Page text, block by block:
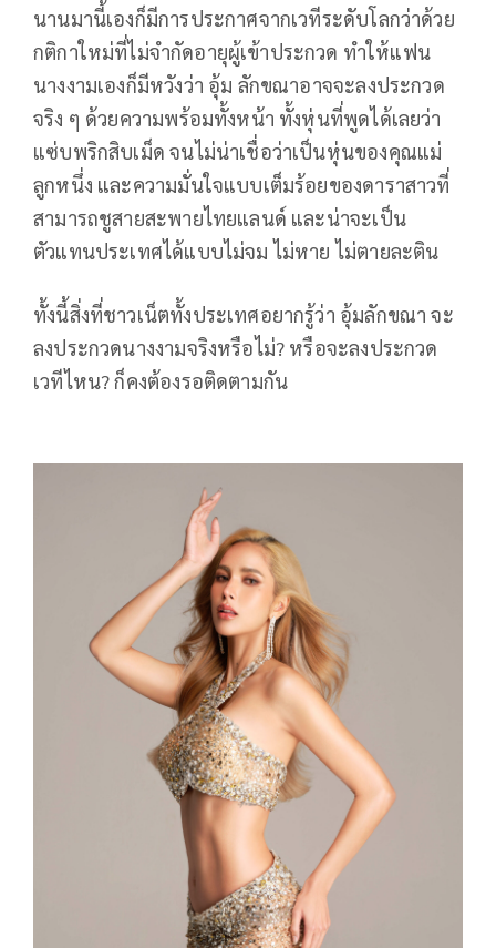
นานมานี้เองก็มีการประกาศจากเวทีระดับโลกว่าด้วย
กติกาใหม่ที่ไม่จำกัดอายุผู้เข้าประกวด ทำให้แฟน
นางงามเองก็มีหวังว่า อุ้ม ลักขณาอาจจะลงประกวด
จริง ๆ ด้วยความพร้อมทั้งหน้า ทั้งหุ่นที่พูดได้เลยว่า
แซ่บพริกสิบเม็ด จนไม่น่าเชื่อว่าเป็นหุ่นของคุณแม่
ลูกหนึ่ง และความมั่นใจแบบเต็มร้อยของดาราสาวที่
สามารถชูสายสะพายไทยแลนด์ และน่าจะเป็น
ตัวแทนประเทศได้แบบไม่จม ไม่หาย ไม่ตายละติน
ทั้งนี้สิ่งที่ชาวเน็ตทั้งประเทศอยากรู้ว่า อุ้มลักขณา จะ
ลงประกวดนางงามจริงหรือไม่? หรือจะลงประกวด
เวทีไหน? ก็คงต้องรอติดตามกัน